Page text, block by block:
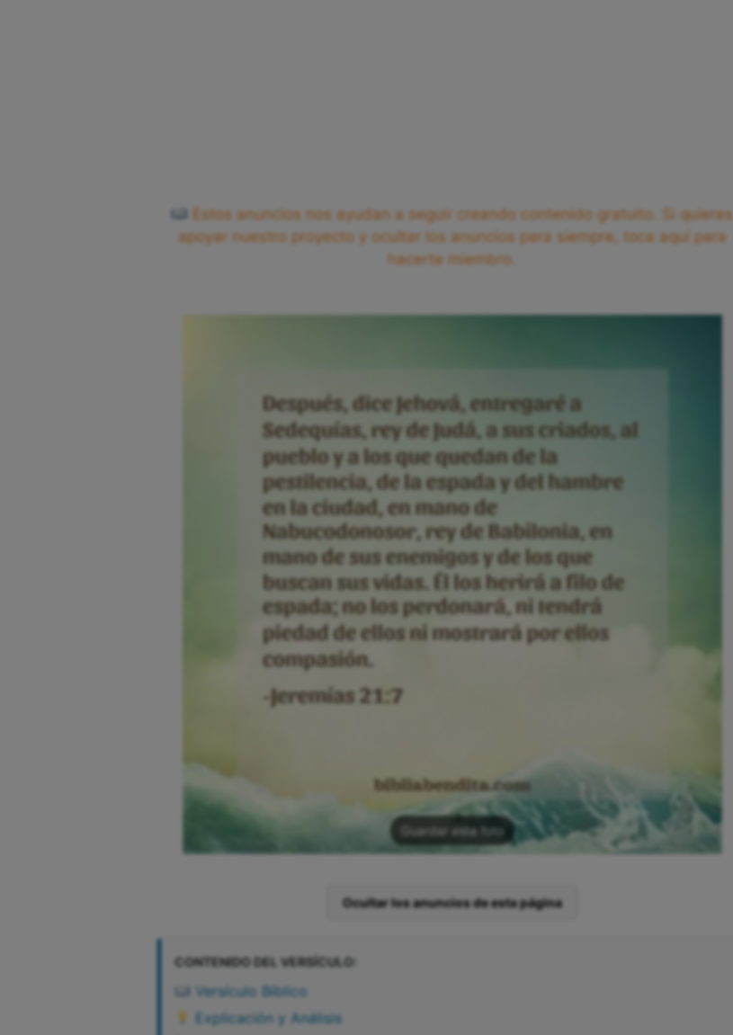
Estos anuncios nos ayudan a seguir creando contenido gratuito. Si quieres
apoyar nuestro proyecto y ocultar los anuncios para siempre, toca aquí para
hacerte miembro.
Guardar esta foto
Ocultar los anuncios de esta página
CONTENIDO DEL VERSÍCULO:
Versículo Bíblico
Explicación y Análisis